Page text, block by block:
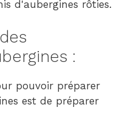
d'aubergines rôties.
:
pouvoir préparer
est de préparer